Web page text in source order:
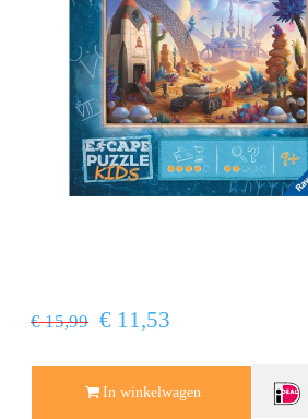
€ 15,99 € 11,53
In winkelwagen